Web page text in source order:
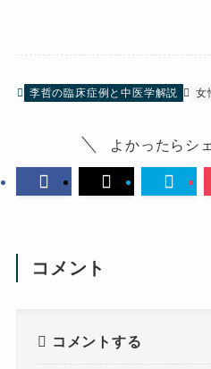
李哲の臨床症例と中医学解説 女
よかったらシ
コメント
コメントする